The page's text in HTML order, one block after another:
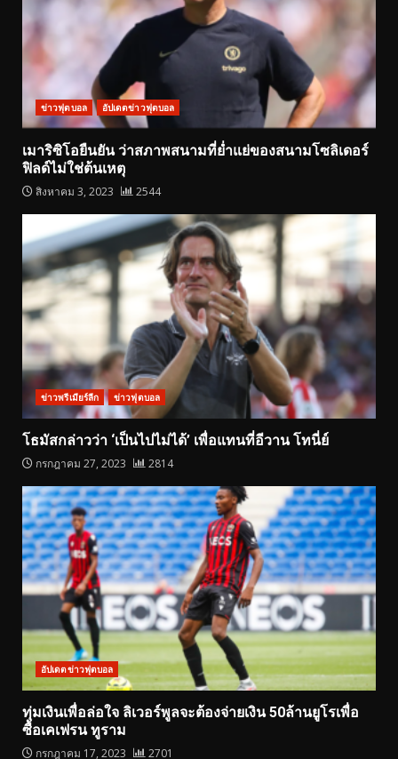
ข่าวฟุตบอล อัปเดตข่าวฟุตบอล
เมาริซิโอยืนยัน ว่าสภาพสนามที่ย่ำแย่ของสนามโซลิเดอร์
ฟิลด์ไม่ใช่ต้นเหตุ
สิงหาคม 3, 2023 2544
ข่าวพรีเมียร์ลีก ข่าวฟุตบอล
โธมัสกล่าวว่า ‘เป็นไปไม่ได้’ เพื่อแทนที่อีวาน โทนี่ย์
กรกฎาคม 27, 2023 2814
อัปเดตข่าวฟุตบอล
ทุ่มเงินเพื่อล่อใจ ลิเวอร์พูลจะต้องจ่ายเงิน 50ล้านยูโรเพื่อ
ซื้อเคเฟรน ทูราม
กรกฎาคม 17, 2023 2701